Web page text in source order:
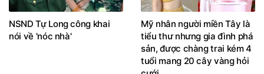
NSND Tự Long công khai
nói về 'nóc nhà'
Mỹ nhân người miền Tây là
tiểu thư nhưng gia đình phá
sản, được chàng trai kém 4
tuổi mang 20 cây vàng hỏi